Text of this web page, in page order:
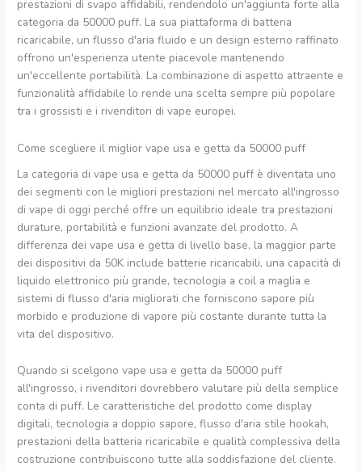
prestazioni di svapo affidabili, rendendolo un'aggiunta forte alla
categoria da 50000 puff. La sua piattaforma di batteria
ricaricabile, un flusso d'aria fluido e un design esterno raffinato
offrono un'esperienza utente piacevole mantenendo
un'eccellente portabilità. La combinazione di aspetto attraente e
funzionalità affidabile lo rende una scelta sempre più popolare
tra i grossisti e i rivenditori di vape europei.
Come scegliere il miglior vape usa e getta da 50000 puff
La categoria di vape usa e getta da 50000 puff è diventata uno
dei segmenti con le migliori prestazioni nel mercato all'ingrosso
di vape di oggi perché offre un equilibrio ideale tra prestazioni
durature, portabilità e funzioni avanzate del prodotto. A
differenza dei vape usa e getta di livello base, la maggior parte
dei dispositivi da 50K include batterie ricaricabili, una capacità di
liquido elettronico più grande, tecnologia a coil a maglia e
sistemi di flusso d'aria migliorati che forniscono sapore più
morbido e produzione di vapore più costante durante tutta la
vita del dispositivo.
Quando si scelgono vape usa e getta da 50000 puff
all'ingrosso, i rivenditori dovrebbero valutare più della semplice
conta di puff. Le caratteristiche del prodotto come display
digitali, tecnologia a doppio sapore, flusso d'aria stile hookah,
prestazioni della batteria ricaricabile e qualità complessiva della
costruzione contribuiscono tutte alla soddisfazione del cliente.